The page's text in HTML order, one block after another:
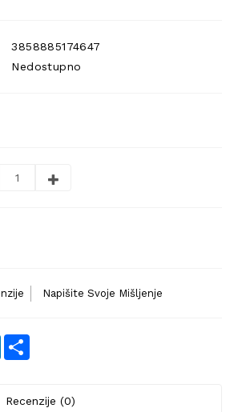
3858885174647
Nedostupno
Napišite Svoje Mišljenje
LinkedIn
Recenzije (0)